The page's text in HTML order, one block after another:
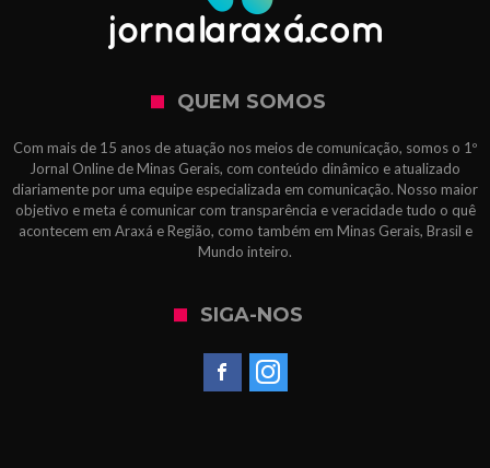
QUEM SOMOS
Com mais de 15 anos de atuação nos meios de comunicação, somos o 1º
Jornal Online de Minas Gerais, com conteúdo dinâmico e atualizado
diariamente por uma equipe especializada em comunicação. Nosso maior
objetivo e meta é comunicar com transparência e veracidade tudo o quê
acontecem em Araxá e Região, como também em Minas Gerais, Brasil e
Mundo inteiro.
SIGA-NOS